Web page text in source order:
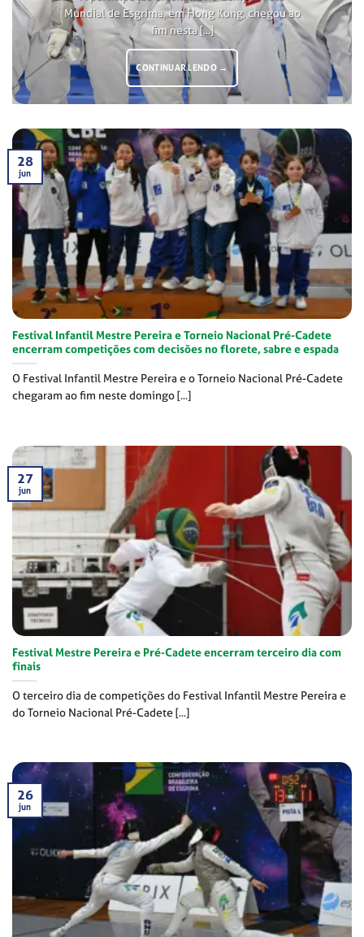
Mundial de Esgrima, em Hong Kong, chegou ao
fim nesta [...]
CONTINUAR LENDO →
Festival Infantil Mestre Pereira e Torneio Nacional Pré-Cadete
encerram competições com decisões no florete, sabre e espada
O Festival Infantil Mestre Pereira e o Torneio Nacional Pré-Cadete
chegaram ao fim neste domingo [...]
28
jun
Festival Mestre Pereira e Pré-Cadete encerram terceiro dia com
finais
O terceiro dia de competições do Festival Infantil Mestre Pereira e
do Torneio Nacional Pré-Cadete [...]
27
jun
26
jun